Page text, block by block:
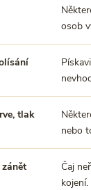
osob
tlak
nebo
Čaj
kojení.